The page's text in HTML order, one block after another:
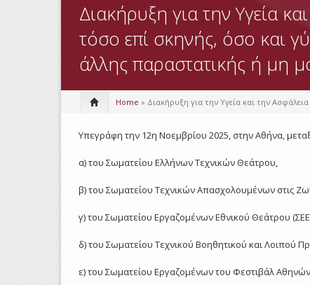
Διακήρυξη για την Υγεία
τόσο επί σκηνής, όσο και
άλλης παραστατικής ή μη
Home » Διακήρυξη για την Υγεία και την
Υπεγράφη την 12η Νοεμβρίου 2025, στην Αθήνα,
α) του Σωματείου Ελλήνων Τεχνικών Θεάτρου,
β) του Σωματείου Τεχνικών Απασχολουμένων στις
γ) του Σωματείου Εργαζομένων Εθνικού Θεάτρου
δ) του Σωματείου Τεχνικού Βοηθητικού και Λοιπού
ε) του Σωματείου Εργαζομένων του Φεστιβάλ